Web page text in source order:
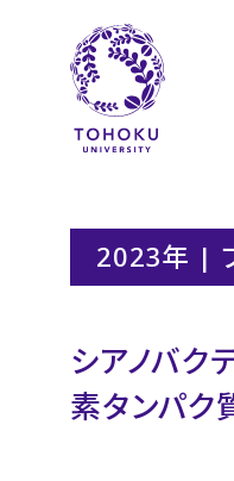
2023年 |
シアノバ
素タンパク